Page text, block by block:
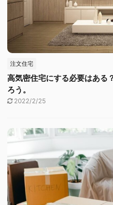
注文住宅
高気密住宅にする必要はある
ろう。
2022/2/25